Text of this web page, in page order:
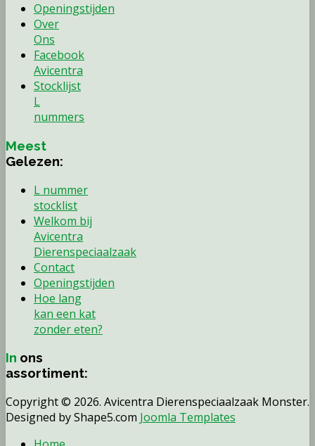
Openingstijden
Over
Ons
Facebook
Avicentra
Stocklijst
L
nummers
Meest
Gelezen:
L nummer
stocklist
Welkom bij
Avicentra
Dierenspeciaalzaak
Contact
Openingstijden
Hoe lang
kan een kat
zonder eten?
In ons
assortiment:
Copyright © 2026. Avicentra Dierenspeciaalzaak Monster.
Designed by Shape5.com Joomla Templates